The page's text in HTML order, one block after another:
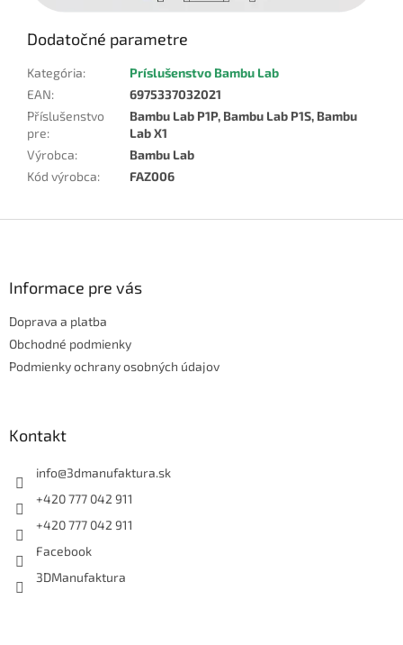
Dodatočné parametre
Kategória:
Príslušenstvo Bambu Lab
EAN:
6975337032021
Příslušenstvo
pre:
Bambu Lab P1P, Bambu Lab P1S, Bambu
Lab X1
Výrobca:
Bambu Lab
Kód výrobca: FAZ006
Informace pre vás
Doprava a platba
Obchodné podmienky
Podmienky ochrany osobných údajov
Kontakt
info@3dmanufaktura.sk
+420 777 042 911
+420 777 042 911
Facebook
3DManufaktura